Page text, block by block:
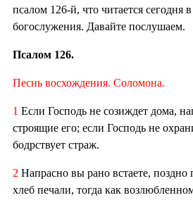
псалом 126-й, что читается сегодня
богослужения. Давайте послушаем.
Псалом 126.
Песнь восхождения. Соломона.
1 Если Господь не созиждет дома,
строящие его; если Господь не
бодрствует страж.
2 Напрасно вы рано встаете, поздно
хлеб печали, тогда как